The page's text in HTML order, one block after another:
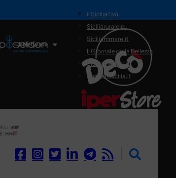
Il Network
il SiciliaTivù
Siciliarurale.eu
Siciliammare.it
Il Giornale della Bellezza
Siciliamedica.it
Sanitainsicilia.it